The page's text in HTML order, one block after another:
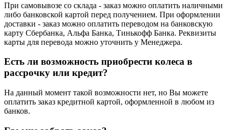
При самовывозе со склада - заказ можно оплатить наличными
либо банковской картой перед получением. При оформлении
доставки - заказ можно оплатить переводом на банковскую
карту Сбербанка, Альфа Банка, Тинькофф Банка. Реквизиты
карты для перевода можно уточнить у Менеджера.
Есть ли возможность приобрести колеса в
рассрочку или кредит?
На данный момент такой возможности нет, но Вы можете
оплатить заказ кредитной картой, оформленной в любом из
банков.